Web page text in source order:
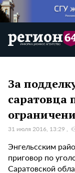
За
саратовца
31 июля 2016, 13:29
Энгельсским
приговор по
Саратовской